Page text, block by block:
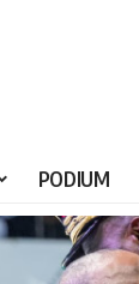
PODIUM